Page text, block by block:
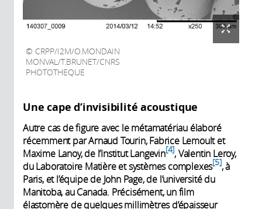
CRPP/I2M/O.MONDAIN
MONVAL/T.BRUNET/CNRS
PHOTOTHEQUE
Une cape d’invisibilité acoustique
Autre cas de figure avec le métamatériau élaboré
récemment par Arnaud Tourin, Fabrice Lemoult et
Maxime Lanoy, de l’Institut Langevin 4 , Valentin Leroy,
du Laboratoire Matière et systèmes complexes 5 , à
Paris, et l’équipe de John Page, de l’université du
Manitoba, au Canada. Précisément, un film
élastomère de quelques millimètres d’épaisseur